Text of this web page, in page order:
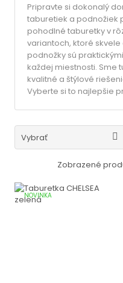
Pripravte si dokonalý
taburetiek a podnožiek
pohodlné taburetky v
variantoch, ktoré
podnožky sú
každej miestnosti. Sme
kvalitné a štýlové
Vyberte si to najlepšie
Vybrať 
Zobrazené
NOVINKA